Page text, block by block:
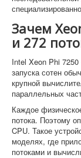
Зачем
и 272
Intel Xeon Phi
запуска сотен
крупной
параллельных
Каждое
потока. Поэтому
CPU. Такое
моделях, где
потоками и